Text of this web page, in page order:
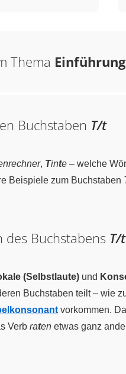
Thema
Buchstaben T/t
, Tinte – welche
Beispiele zum Buchstaben
des Buchstabens T/t
(Selbstlaute) und
Buchstaben teilt – wie
vorkommen.
Verb raten etwas ganz